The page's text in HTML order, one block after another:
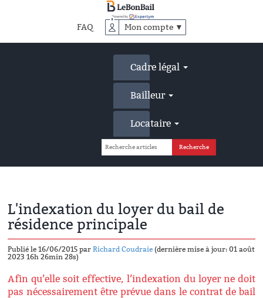
FAQ Mon compte ▼
Cadre légal
Bailleur
Locataire
L'indexation du loyer du bail de
résidence principale
Publié le 16/06/2015 parRichard Coudraie (dernière mise à jour: 01 août
2023 16h 26min 28s)
Afin qu’elle soit effective, l’indexation du loyer ne doit
pas nécessairement être prévue dans le contrat de bail